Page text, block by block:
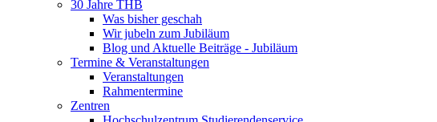
30 Jahre THB
Was bisher geschah
Wir jubeln zum Jubiläum
Blog und Aktuelle Beiträge - Jubiläum
Termine & Veranstaltungen
Veranstaltungen
Rahmentermine
Zentren